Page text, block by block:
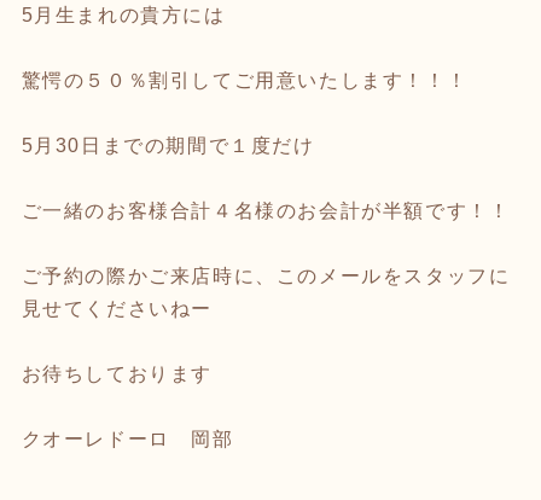
5月生まれの貴方には
驚愕の５０％割引してご用意いたします！！！
5月30日までの期間で１度だけ
ご一緒のお客様合計４名様のお会計が半額です！！
ご予約の際かご来店時に、このメールをスタッフに
見せてくださいねー
お待ちしております
クオーレドーロ 岡部